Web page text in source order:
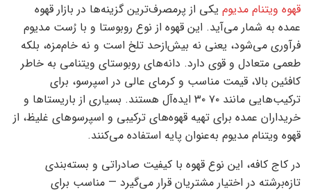
قهوه ویتنام مدیوم یکی از پرمصرف‌ترین گزینه‌ها در بازار قهوه
عمده به شمار می‌آید. این قهوه از نوع روبوستا و با رُست مدیوم
فرآوری می‌شود، یعنی نه بیش‌ازحد تلخ است و نه خام‌مزه، بلکه
طعمی متعادل و قوی دارد. دانه‌های روبوستای ویتنامی به خاطر
کافئین بالا، قیمت مناسب و کرمای عالی در اسپرسو، برای
ترکیب‌هایی مانند ۷۰ ۳۰ ایده‌آل هستند. بسیاری از باریستاها و
خریداران عمده برای تهیه قهوه‌های ترکیبی و اسپرسوهای غلیظ، از
قهوه ویتنام مدیوم به‌عنوان پایه استفاده می‌کنند.
در کاج کافه، این نوع قهوه با کیفیت صادراتی و بسته‌بندی
تازه‌برشته در اختیار مشتریان قرار می‌گیرد — مناسب برای